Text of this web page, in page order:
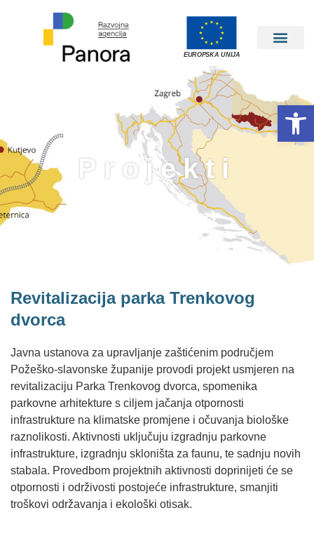
EUROPSKA UNIJA
Projekti
Revitalizacija parka Trenkovog
dvorca
Javna ustanova za upravljanje zaštićenim područjem
Požeško-slavonske županije provodi projekt usmjeren na
revitalizaciju Parka Trenkovog dvorca, spomenika
parkovne arhitekture s ciljem jačanja otpornosti
infrastrukture na klimatske promjene i očuvanja biološke
raznolikosti. Aktivnosti uključuju izgradnju parkovne
infrastrukture, izgradnju skloništa za faunu, te sadnju novih
stabala. Provedbom projektnih aktivnosti doprinijeti će se
otpornosti i održivosti postojeće infrastrukture, smanjiti
troškovi održavanja i ekološki otisak.